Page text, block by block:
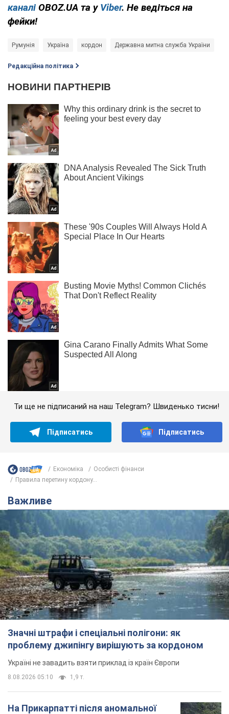
каналі OBOZ.UA та у Viber. Не ведіться на
фейки!
Румунія Україна кордон Державна митна служба України
Редакційна політика
Ти ще не підписаний на наш Telegram? Швиденько тисни!
Підписатись Підписатись
Економіка
Особисті фінанси
Правила перетину кордону...
Важливе
Значні штрафи і спеціальні полігони: як
проблему джипінгу вирішують за кордоном
Україні не завадить взяти приклад із країн Європи
8.08.2026 05:10 1,9 т.
На Прикарпатті після аномальної